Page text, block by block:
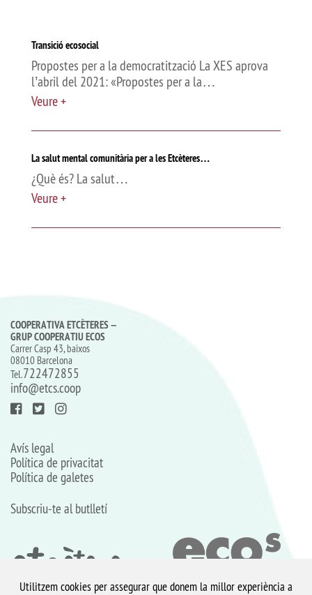
Transició ecosocial
Propostes per a la democratització La XES aprova
l’abril del 2021: «Propostes per a la…
Veure +
La salut mental comunitària per a les Etcèteres…
¿Què és? La salut…
Veure +
COOPERATIVA ETCÈTERES –
GRUP COOPERATIU ECOS
Carrer Casp 43, baixos
08010 Barcelona
Tel.722472855
info@etcs.coop
Avís legal
Política de privacitat
Política de galetes
Subscriu-te al butlletí
Utilitzem cookies per assegurar que donem la millor experiència a